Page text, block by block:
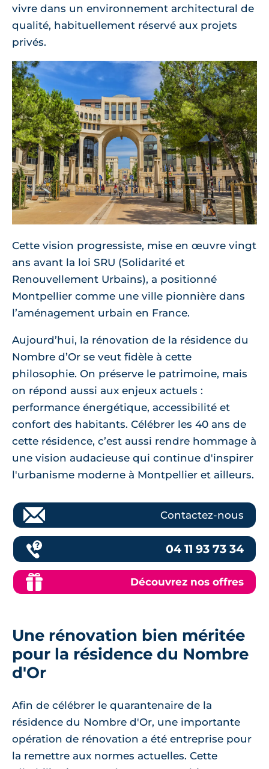
vivre dans un environnement architectural de
qualité, habituellement réservé aux projets
privés.
Cette vision progressiste, mise en œuvre vingt
ans avant la loi SRU (Solidarité et
Renouvellement Urbains), a positionné
Montpellier comme une ville pionnière dans
l’aménagement urbain en France.
Aujourd’hui, la rénovation de la résidence du
Nombre d’Or se veut fidèle à cette
philosophie. On préserve le patrimoine, mais
on répond aussi aux enjeux actuels :
performance énergétique, accessibilité et
confort des habitants. Célébrer les 40 ans de
cette résidence, c’est aussi rendre hommage à
une vision audacieuse qui continue d'inspirer
l'urbanisme moderne à Montpellier et ailleurs.
Contactez-nous
04 11 93 73 34
Découvrez nos offres
Une rénovation bien méritée
pour la résidence du Nombre
d'Or
Afin de célébrer le quarantenaire de la
résidence du Nombre d'Or, une importante
opération de rénovation a été entreprise pour
la remettre aux normes actuelles. Cette